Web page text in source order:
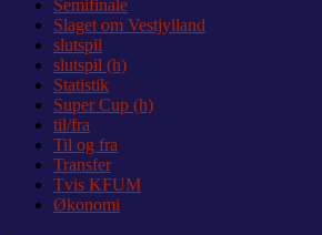
Semifinale
Slaget om Vestjylland
slutspil
slutspil (h)
Statistik
Super Cup (h)
til/fra
Til og fra
Transfer
Tvis KFUM
Økonomi